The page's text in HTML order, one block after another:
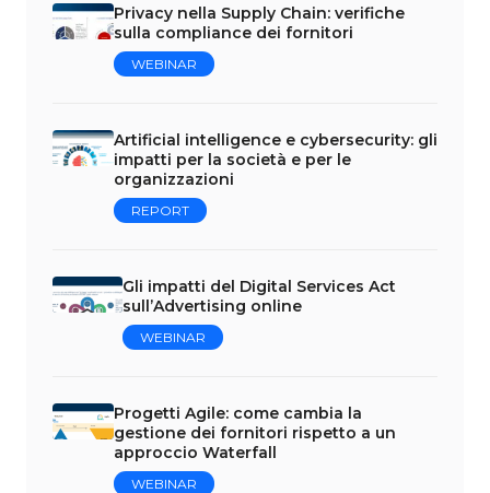
Privacy nella Supply Chain: verifiche
sulla compliance dei fornitori
WEBINAR
Artificial intelligence e cybersecurity: gli
impatti per la società e per le
organizzazioni
REPORT
Gli impatti del Digital Services Act
sull’Advertising online
WEBINAR
Progetti Agile: come cambia la
gestione dei fornitori rispetto a un
approccio Waterfall
WEBINAR